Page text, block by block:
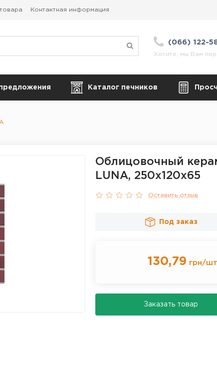
Контактная информация
(066) 122-
Хотите, мы Вам
Каталог печников
Облицовочный
LUNA, 250x120x65
Оставить отзыв
Под заказ
130,79 грн/шт
Заказать товар